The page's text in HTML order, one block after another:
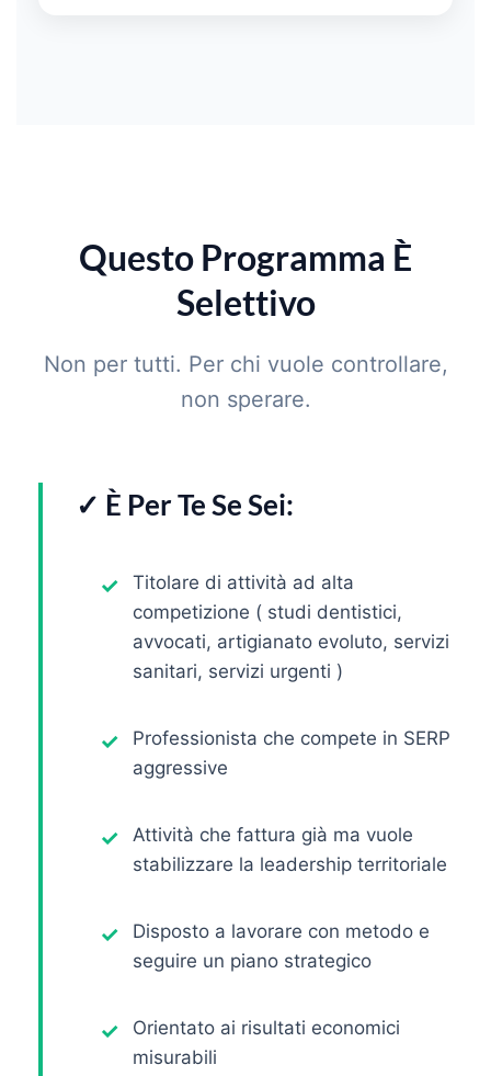
Questo Programma È
Selettivo
Non per tutti. Per chi vuole controllare,
non sperare.
✓ È Per Te Se Sei:
Titolare di attività ad alta
competizione ( studi dentistici,
avvocati, artigianato evoluto, servizi
sanitari, servizi urgenti )
Professionista che compete in SERP
aggressive
Attività che fattura già ma vuole
stabilizzare la leadership territoriale
Disposto a lavorare con metodo e
seguire un piano strategico
Orientato ai risultati economici
misurabili